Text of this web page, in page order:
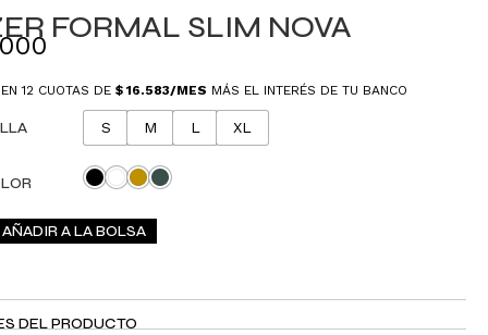
FORMAL SLIM NOVA
12 CUOTAS DE$ 16.583/MES MÁS EL INTERÉS DE TU BANCO
S M L XL
AÑADIR A LA BOLSA
DEL PRODUCTO